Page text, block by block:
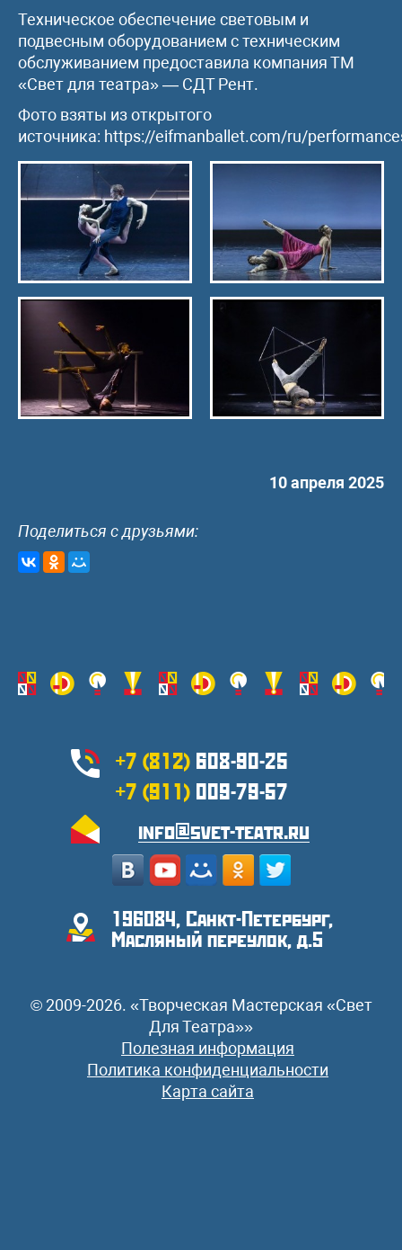
Техническое обеспечение световым и
подвесным оборудованием с техническим
обслуживанием предоставила компания ТМ
«Свет для театра» — СДТ Рент.
Фото взяты из открытого
источника: https://eifmanballet.com/ru/
10 апреля 2025
Поделиться с друзьями:
+7 (812) 608-90-25
+7 (911) 009-79-57
info@svet-teatr.ru
196084, Санкт-Петербург,
Масляный переулок, д.5
© 2009-2026. «Творческая Мастерская «Свет
Для Театра»»
Полезная информация
Политика конфиденциальности
Карта сайта